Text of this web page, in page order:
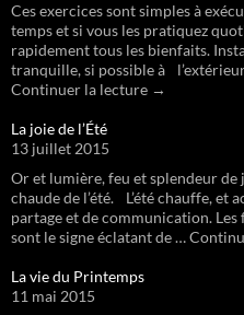
Ces exercices sont simples à
temps et si vous les pratiquez
rapidement tous les bienfaits.
tranquille, si possible à
Continuer la lecture →
La joie de l’Été
13 juillet 2015
Or et lumière, feu et splendeur de
chaude de l’été. L’été chauffe, et
partage et de communication.
sont le signe éclatant de …
La vie du Printemps
11 mai 2015